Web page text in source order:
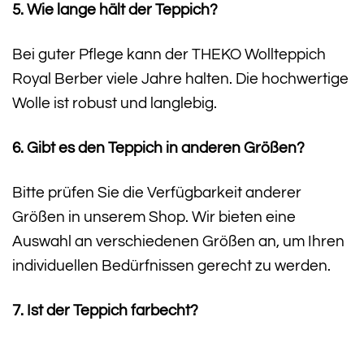
5. Wie lange hält der Teppich?
Bei guter Pflege kann der THEKO Wollteppich
Royal Berber viele Jahre halten. Die hochwertige
Wolle ist robust und langlebig.
6. Gibt es den Teppich in anderen Größen?
Bitte prüfen Sie die Verfügbarkeit anderer
Größen in unserem Shop. Wir bieten eine
Auswahl an verschiedenen Größen an, um Ihren
individuellen Bedürfnissen gerecht zu werden.
7. Ist der Teppich farbecht?